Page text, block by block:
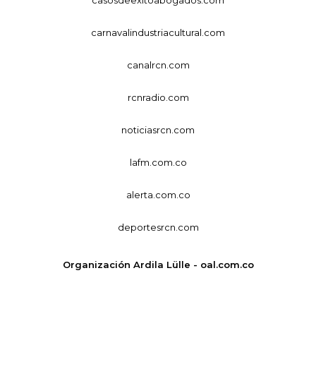
carnavalindustriacultural.com
canalrcn.com
rcnradio.com
noticiasrcn.com
lafm.com.co
alerta.com.co
deportesrcn.com
Organización Ardila Lülle - oal.com.co